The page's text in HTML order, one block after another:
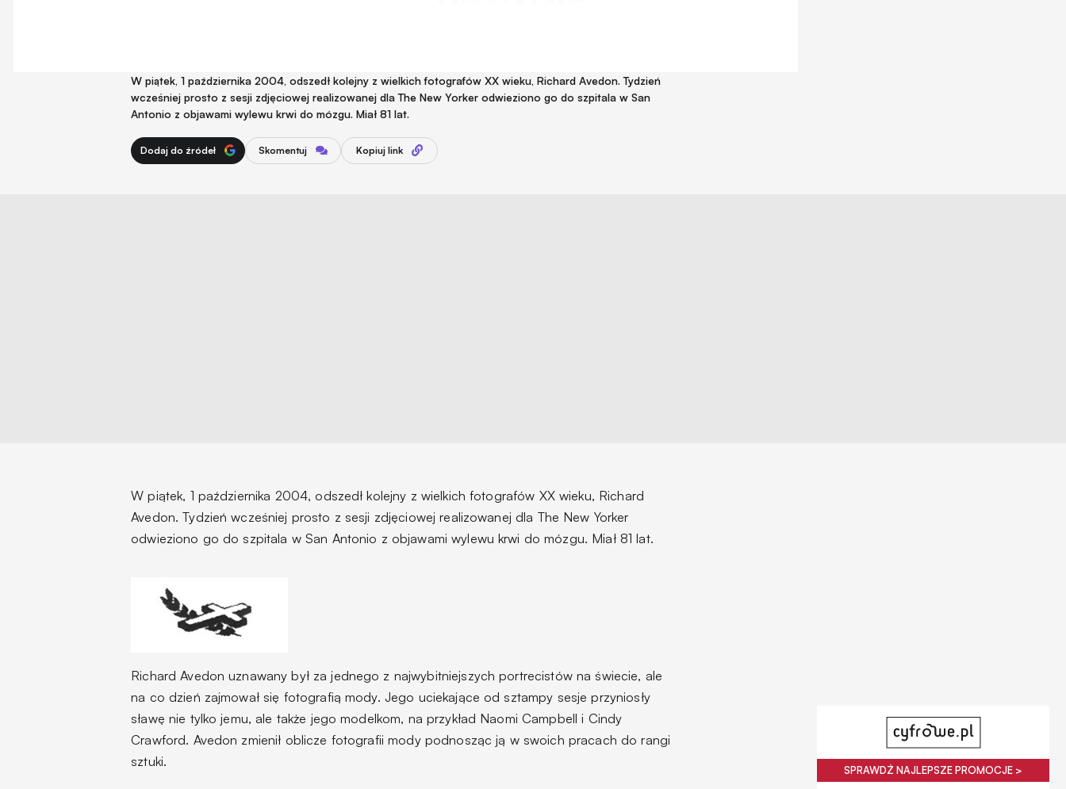
W piątek, 1 października 2004, odszedł kolejny z wielkich fotografów XX wieku, Richard Avedon. Tydzień
wcześniej prosto z sesji zdjęciowej realizowanej dla The New Yorker odwieziono go do szpitala w San
Antonio z objawami wylewu krwi do mózgu. Miał 81 lat.
Dodaj do źródeł Skomentuj Kopiuj link
W piątek, 1 października 2004, odszedł kolejny z wielkich fotografów XX wieku, Richard
Avedon. Tydzień wcześniej prosto z sesji zdjęciowej realizowanej dla The New Yorker
odwieziono go do szpitala w San Antonio z objawami wylewu krwi do mózgu. Miał 81 lat.
Richard Avedon uznawany był za jednego z najwybitniejszych portrecistów na świecie, ale
na co dzień zajmował się fotografią mody. Jego uciekające od sztampy sesje przyniosły
sławę nie tylko jemu, ale także jego modelkom, na przykład Naomi Campbell i Cindy
Crawford. Avedon zmienił oblicze fotografii mody podnosząc ją w swoich pracach do rangi
sztuki.
SPRAWDŹ NAJLEPSZE PROMOCJE >